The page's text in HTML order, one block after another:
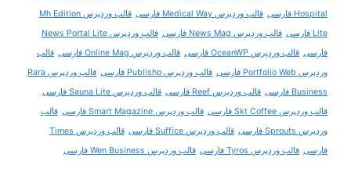
Hospital فارسی
قالب وردپرس Medical Way فارسی
قالب وردپرس Mh Edition
Lite فارسی
قالب وردپرس News Mag فارسی
قالب وردپرس News Portal Lite
فارسی قالب وردپرس OceanWP فارسی قالب وردپرس Online Mag فارسی
قالب
وردپرس Portfolio Web فارسی
قالب وردپرس Publisho فارسی
قالب وردپرس Rara
Business فارسی
قالب وردپرس Reef فارسی
قالب وردپرس Sauna Lite فارسی
قالب وردپرس Skt Coffee فارسی
قالب وردپرس Smart Magazine فارسی
قالب
وردپرس Sprouts فارسی
قالب وردپرس Suffice فارسی
قالب وردپرس Times
فارسی قالب وردپرس Tyros فارسی قالب وردپرس Wen Business فارسی